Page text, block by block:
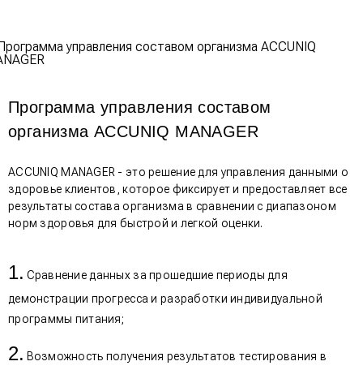
Программа управления составом
организма ACCUNIQ MANAGER
ACCUNIQ MANAGER - это решение для управления данными о
здоровье клиентов, которое фиксирует и предоставляет все
результаты состава организма в сравнении с диапазоном
норм здоровья для быстрой и легкой оценки.
Сравнение данных за прошедшие периоды для
демонстрации прогресса и разработки индивидуальной
программы питания;
Возможность получения результатов тестирования в